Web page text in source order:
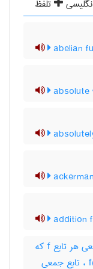
تلفظ
abelian
absolute
addition
تابع جمع پذیر ، تابع اضافی ، تابع جمعی هر تابع f که